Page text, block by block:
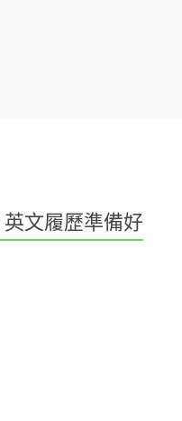
文履歷準備好